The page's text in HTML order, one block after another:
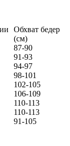
Обхват бедер
(см)
87-90
91-93
94-97
98-101
102-105
106-109
110-113
110-113
91-105